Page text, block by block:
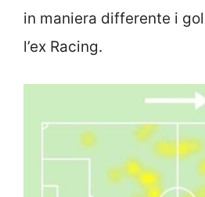
in maniera differente i
l’ex Racing.